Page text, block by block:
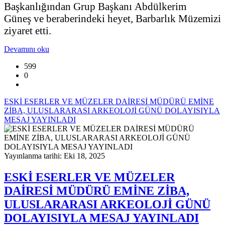
Başkanlığından Grup Başkanı Abdülkerim
Güneş ve beraberindeki heyet, Barbarlık Müzemizi
ziyaret etti.
Devamını oku
599
0
ESKİ ESERLER VE MÜZELER DAİRESİ MÜDÜRÜ EMİNE
ZİBA, ULUSLARARASI ARKEOLOJİ GÜNÜ DOLAYISIYLA
MESAJ YAYINLADI
Yayınlanma tarihi: Eki 18, 2025
ESKİ ESERLER VE MÜZELER
DAİRESİ MÜDÜRÜ EMİNE ZİBA,
ULUSLARARASI ARKEOLOJİ GÜNÜ
DOLAYISIYLA MESAJ YAYINLADI